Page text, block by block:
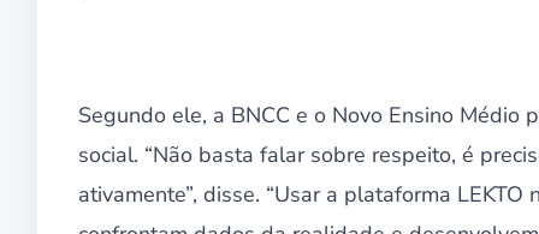
Segundo ele, a BNCC e o Novo Ensino
social. “Não basta falar sobre respeito, é
ativamente”, disse. “Usar a plataforma